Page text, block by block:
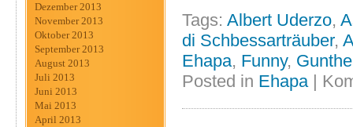
Dezember 2013
November 2013
Oktober 2013
September 2013
August 2013
Juli 2013
Juni 2013
Mai 2013
April 2013
Tags: Albert Uderzo,
di Schbessarträuber,
Ehapa, Funny,
Posted in Ehapa |